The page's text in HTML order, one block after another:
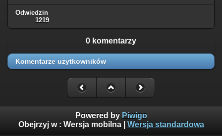
Odwiedzin
1219
0 komentarzy
Komentarze użytkowników
Powered by Piwigo
Obejrzyj w : Wersja mobilna| Wersja standardowa